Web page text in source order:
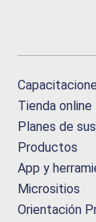
Tienda online
Planes de
Productos
App y
Micrositios
Orientación